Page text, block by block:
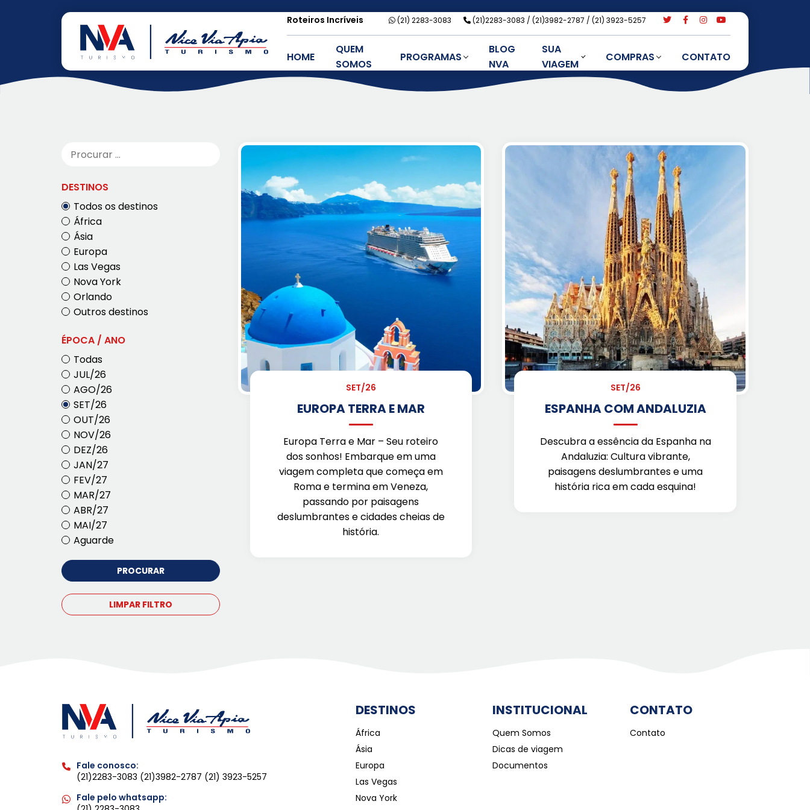
Roteiros Incríveis (21) 2283-3083 (21)2283-3083 (21)3982-2787 (21) 3923-5257
HOME
QUEM
SOMOS
PROGRAMAS
BLOG
NVA
SUA
VIAGEM
COMPRAS CONTATO
Home Programas
SET/26
DESTINOS
Todos os destinos
África
Ásia
Europa
Las Vegas
Nova York
Orlando
Outros destinos
ÉPOCA / ANO
Todas
JUL/26
AGO/26
SET/26
OUT/26
NOV/26
DEZ/26
JAN/27
FEV/27
MAR/27
ABR/27
MAI/27
Aguarde
LIMPAR FILTRO
SET/26
EUROPA TERRA E MAR
Europa Terra e Mar – Seu roteiro
dos sonhos! Embarque em uma
viagem completa que começa em
Roma e termina em Veneza,
passando por paisagens
deslumbrantes e cidades cheias de
história.
SET/26
ESPANHA COM ANDALUZIA
Descubra a essência da Espanha na
Andaluzia: Cultura vibrante,
paisagens deslumbrantes e uma
história rica em cada esquina!
Fale conosco:
(21)2283-3083 (21)3982-2787 (21) 3923-5257
Fale pelo whatsapp:
DESTINOS
África
Ásia
Europa
Las Vegas
Nova York
INSTITUCIONAL
Quem Somos
Dicas de viagem
Documentos
CONTATO
Contato